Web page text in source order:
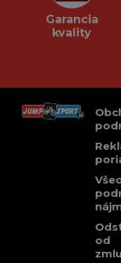
Garancia
kvality
od